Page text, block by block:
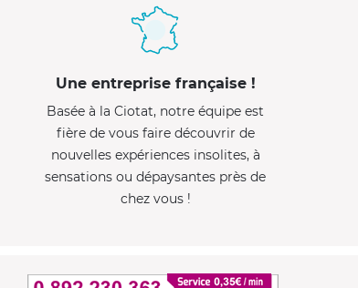
Une entreprise française !
Basée à la Ciotat, notre équipe est
fière de vous faire découvrir de
nouvelles expériences insolites, à
sensations ou dépaysantes près de
chez vous !